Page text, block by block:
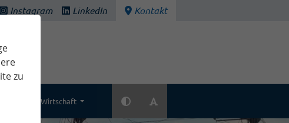
zu
Instagram LinkedIn Kontakt
Wirtschaft